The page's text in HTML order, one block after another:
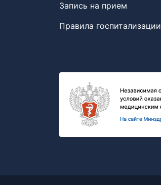
Запись на прием
Правила госпитализации